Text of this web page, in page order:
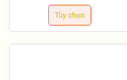
Tùy chọn